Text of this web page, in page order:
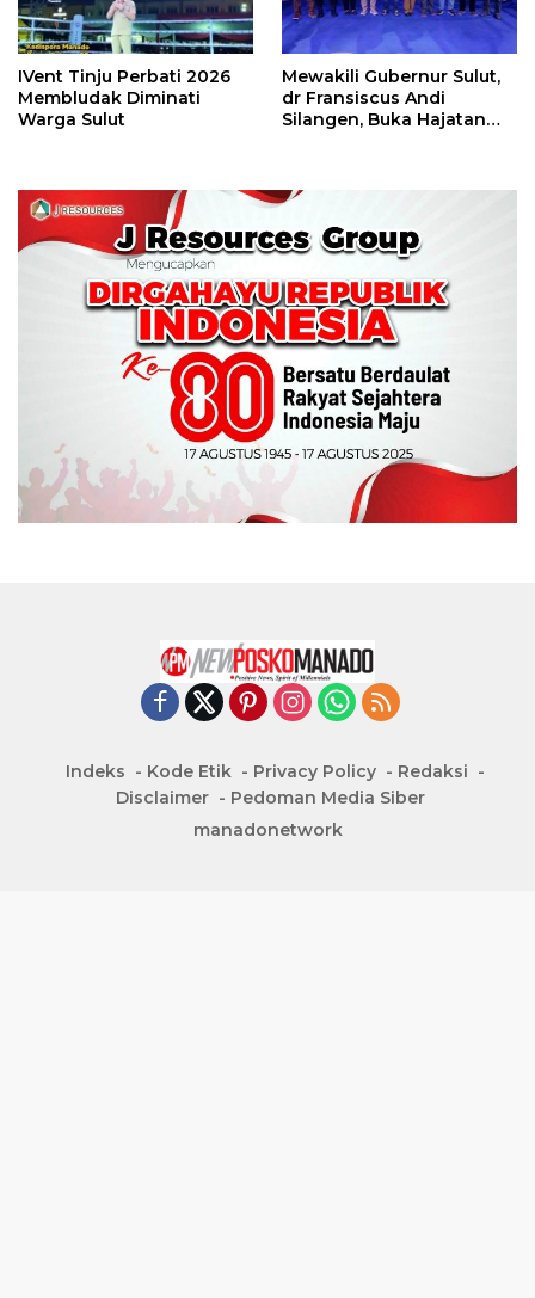
IVent Tinju Perbati 2026
Membludak Diminati
Warga Sulut
Mewakili Gubernur Sulut,
dr Fransiscus Andi
Silangen, Buka Hajatan
Indeks Kode Etik Privacy Policy
Redaksi
Disclaimer
Pedoman Media Siber
manadonetwork